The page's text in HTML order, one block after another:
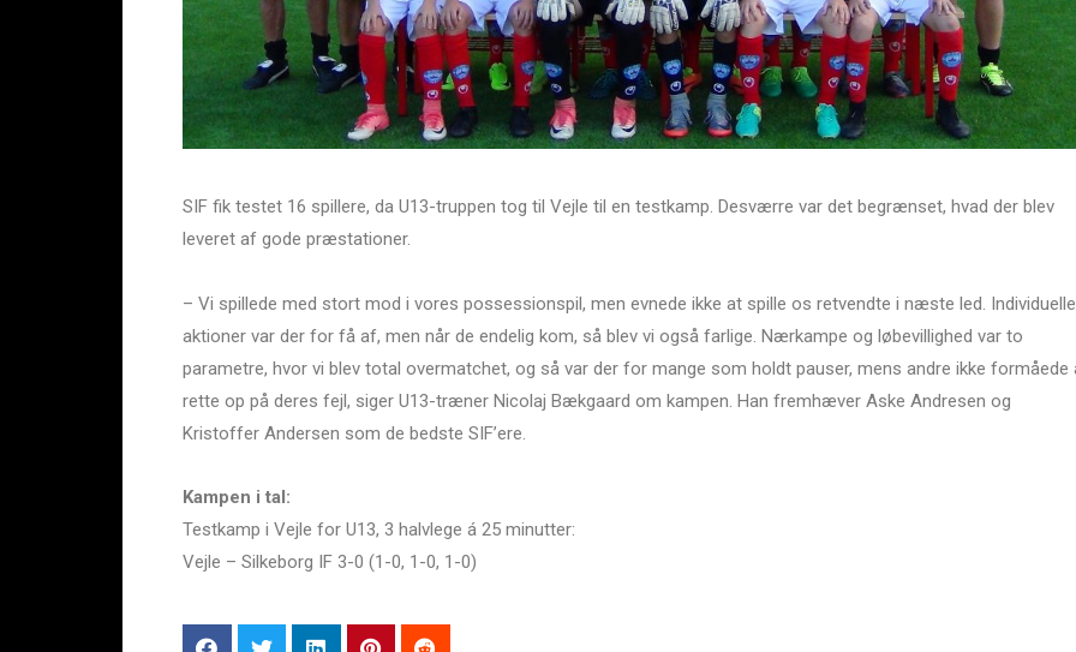
SIF fik testet 16 spillere, da U13-truppen tog til Vejle til en testkamp. Desværre var det begrænset, hvad der blev
leveret af gode præstationer.
– Vi spillede med stort mod i vores possessionspil, men evnede ikke at spille os retvendte i næste led. Individuelle
aktioner var der for få af, men når de endelig kom, så blev vi også farlige. Nærkampe og løbevillighed var to
parametre, hvor vi blev total overmatchet, og så var der for mange som holdt pauser, mens andre ikke formåede
rette op på deres fejl, siger U13-træner Nicolaj Bækgaard om kampen. Han fremhæver Aske Andresen og
Kristoffer Andersen som de bedste SIF’ere.
Kampen i tal:
Testkamp i Vejle for U13, 3 halvlege á 25 minutter:
Vejle – Silkeborg IF 3-0 (1-0, 1-0, 1-0)